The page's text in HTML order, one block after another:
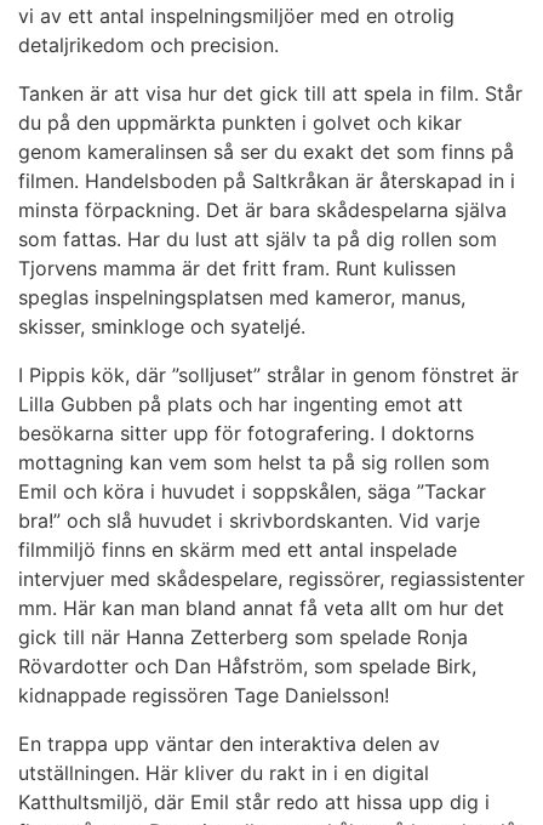
vi av ett antal inspelningsmiljöer med en otrolig
detaljrikedom och precision.
Tanken är att visa hur det gick till att spela in film. Står
du på den uppmärkta punkten i golvet och kikar
genom kameralinsen så ser du exakt det som finns på
filmen. Handelsboden på Saltkråkan är återskapad in i
minsta förpackning. Det är bara skådespelarna själva
som fattas. Har du lust att själv ta på dig rollen som
Tjorvens mamma är det fritt fram. Runt kulissen
speglas inspelningsplatsen med kameror, manus,
skisser, sminkloge och syateljé.
I Pippis kök, där ”solljuset” strålar in genom fönstret är
Lilla Gubben på plats och har ingenting emot att
besökarna sitter upp för fotografering. I doktorns
mottagning kan vem som helst ta på sig rollen som
Emil och köra i huvudet i soppskålen, säga ”Tackar
bra!” och slå huvudet i skrivbordskanten. Vid varje
filmmiljö finns en skärm med ett antal inspelade
intervjuer med skådespelare, regissörer, regiassistenter
mm. Här kan man bland annat få veta allt om hur det
gick till när Hanna Zetterberg som spelade Ronja
Rövardotter och Dan Håfström, som spelade Birk,
kidnappade regissören Tage Danielsson!
En trappa upp väntar den interaktiva delen av
utställningen. Här kliver du rakt in i en digital
Katthultsmiljö, där Emil står redo att hissa upp dig i